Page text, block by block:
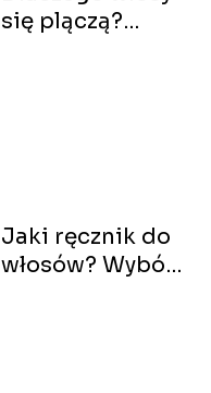
się plączą?
Jaki ręcznik do
włosów? Wybór